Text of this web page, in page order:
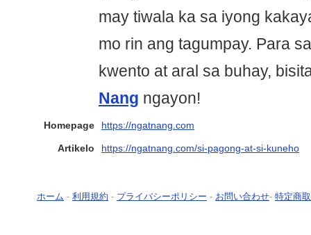
may tiwala ka sa iyong
mo rin ang tagumpay. Para
kwento at aral sa buhay,
Nang ngayon!
Homepage https://ngatnang.com
Artikelo https://ngatnang.com/si-pagong-at-si-kuneho
ホーム - 利用規約 - プライバシーポリシー - お問い合わせ- 特定商